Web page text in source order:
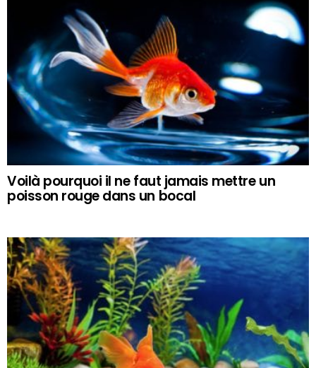
Voilà pourquoi il ne faut jamais mettre un
poisson rouge dans un bocal